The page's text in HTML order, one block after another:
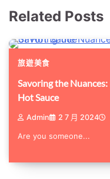
Related Posts
旅遊美食
Savoring the
Hot Sauce
Admin 2 7 月 2024
Are you someone...